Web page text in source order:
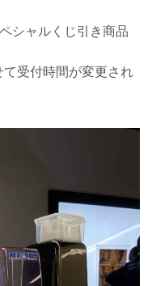
シャルくじ引き商品
て受付時間が変更され